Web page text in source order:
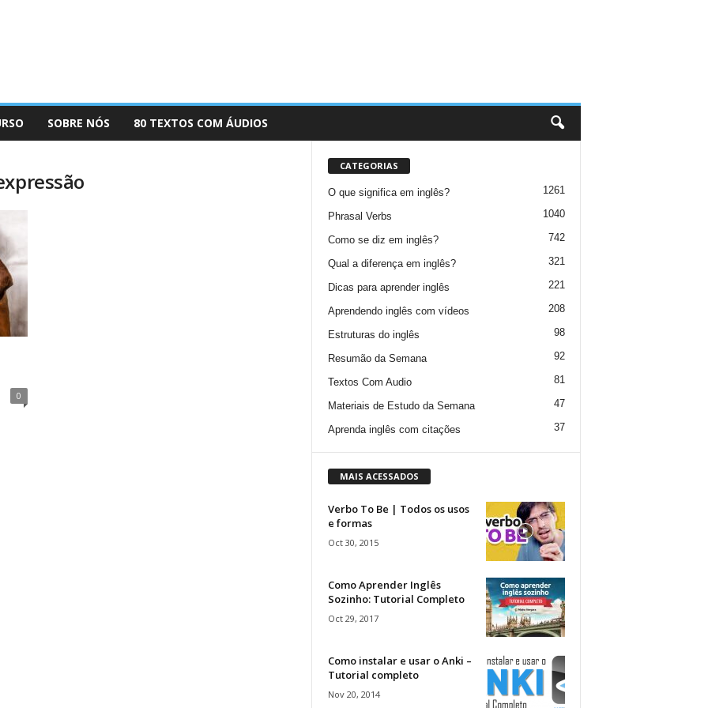
SOBRE NÓS 80 TEXTOS COM ÁUDIOS
0
CATEGORIAS
O que significa em inglês? 1261
Phrasal Verbs 1040
Como se diz em inglês? 742
Qual a diferença em inglês? 321
Dicas para aprender inglês 221
Aprendendo inglês com vídeos 208
Estruturas do inglês 98
Resumão da Semana 92
Textos Com Audio 81
Materiais de Estudo da Semana 47
Aprenda inglês com citações 37
MAIS ACESSADOS
Verbo To Be | Todos os usos
e formas
Oct 30, 2015
Como Aprender Inglês
Sozinho: Tutorial Completo
Oct 29, 2017
Como instalar e usar o Anki –
Tutorial completo
Nov 20, 2014